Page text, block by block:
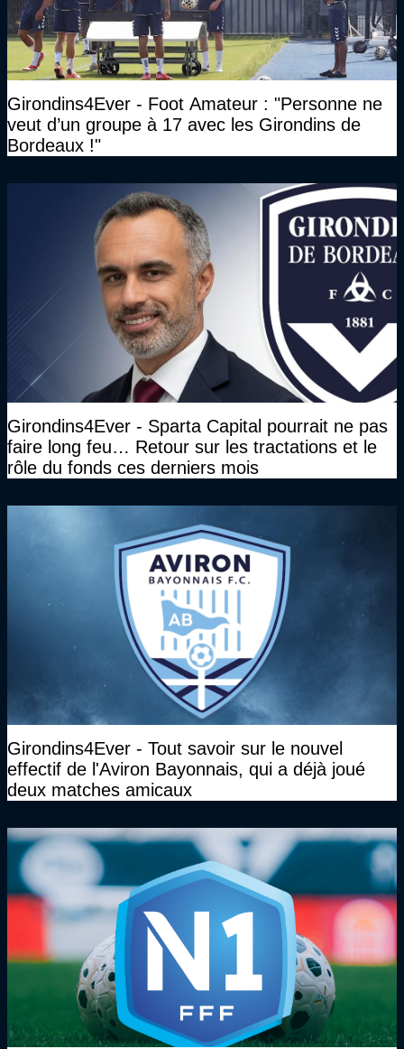
Girondins4Ever - Foot Amateur : "Personne ne
veut d’un groupe à 17 avec les Girondins de
Bordeaux !"
Girondins4Ever - Sparta Capital pourrait ne pas
faire long feu… Retour sur les tractations et le
rôle du fonds ces derniers mois
Girondins4Ever - Tout savoir sur le nouvel
effectif de l'Aviron Bayonnais, qui a déjà joué
deux matches amicaux